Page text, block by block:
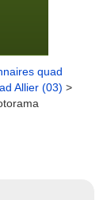
quad
Allier (03) >